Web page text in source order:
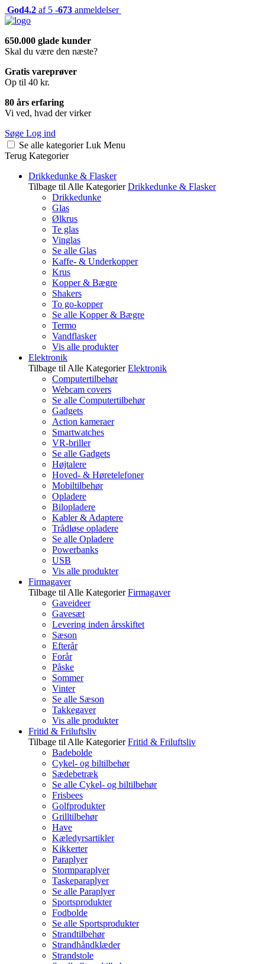
God4.2 af 5 -673 anmeldelser
650.000 glade kunder
Skal du være den næste?
Gratis vareprøver
Op til 40 kr.
80 års erfaring
Vi ved, hvad der virker
Søge Log ind
Se alle kategorier Luk Menu
Terug Kategorier
Drikkedunke & Flasker
Tilbage til Alle Kategorier Drikkedunke & Flasker
Drikkedunke
Glas
Ølkrus
Te glas
Vinglas
Se alle Glas
Kaffe- & Underkopper
Krus
Kopper & Bægre
Shakers
To go-kopper
Se alle Kopper & Bægre
Termo
Vandflasker
Vis alle produkter
Elektronik
Tilbage til Alle Kategorier Elektronik
Computertilbehør
Webcam covers
Se alle Computertilbehør
Gadgets
Action kameraer
Smartwatches
VR-briller
Se alle Gadgets
Højtalere
Hoved- & Høretelefoner
Mobiltilbehør
Opladere
Bilopladere
Kabler & Adaptere
Trådløse opladere
Se alle Opladere
Powerbanks
USB
Vis alle produkter
Firmagaver
Tilbage til Alle Kategorier Firmagaver
Gaveideer
Gavesæt
Levering inden årsskiftet
Sæson
Efterår
Forår
Påske
Sommer
Vinter
Se alle Sæson
Takkegaver
Vis alle produkter
Fritid & Friluftsliv
Tilbage til Alle Kategorier Fritid & Friluftsliv
Badebolde
Cykel- og biltilbehør
Sædebetræk
Se alle Cykel- og biltilbehør
Frisbees
Golfprodukter
Grilltilbehør
Have
Kæledyrsartikler
Kikkerter
Paraplyer
Stormparaplyer
Taskeparaplyer
Se alle Paraplyer
Sportsprodukter
Fodbolde
Se alle Sportsprodukter
Strandtilbehør
Strandhåndklæder
Strandstole